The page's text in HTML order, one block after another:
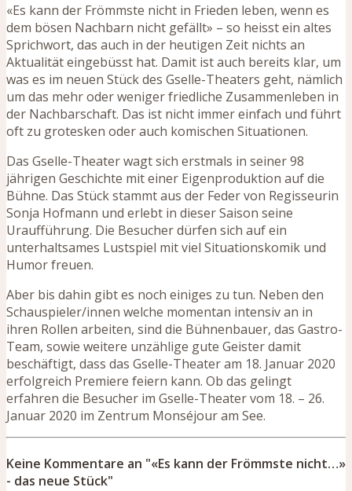
«Es kann der Frömmste nicht in Frieden leben, wenn es
dem bösen Nachbarn nicht gefällt» – so heisst ein altes
Sprichwort, das auch in der heutigen Zeit nichts an
Aktualität eingebüsst hat. Damit ist auch bereits klar, um
was es im neuen Stück des Gselle-Theaters geht, nämlich
um das mehr oder weniger friedliche Zusammenleben in
der Nachbarschaft. Das ist nicht immer einfach und führt
oft zu grotesken oder auch komischen Situationen.
Das Gselle-Theater wagt sich erstmals in seiner 98
jährigen Geschichte mit einer Eigenproduktion auf die
Bühne. Das Stück stammt aus der Feder von Regisseurin
Sonja Hofmann und erlebt in dieser Saison seine
Uraufführung. Die Besucher dürfen sich auf ein
unterhaltsames Lustspiel mit viel Situationskomik und
Humor freuen.
Aber bis dahin gibt es noch einiges zu tun. Neben den
Schauspieler/innen welche momentan intensiv an in
ihren Rollen arbeiten, sind die Bühnenbauer, das Gastro-
Team, sowie weitere unzählige gute Geister damit
beschäftigt, dass das Gselle-Theater am 18. Januar 2020
erfolgreich Premiere feiern kann. Ob das gelingt
erfahren die Besucher im Gselle-Theater vom 18. – 26.
Januar 2020 im Zentrum Monséjour am See.
Keine Kommentare an "«Es kann der Frömmste nicht…»
- das neue Stück"